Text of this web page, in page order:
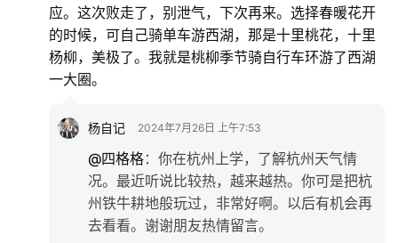
应。这次败走了，别泄气，下次再来。选择春暖花开
的时候，可自己骑单车游西湖，那是十里桃花，十里
杨柳，美极了。我就是桃柳季节骑自行车环游了西湖
一大圈。
杨自记 2024年7月26日 上午7:53
@四格格： 你在杭州上学，了解杭州天气情
况。最近听说比较热，越来越热。你可是把杭
州铁牛耕地般玩过，非常好啊。以后有机会再
去看看。谢谢朋友热情留言。